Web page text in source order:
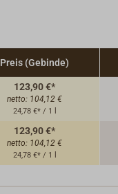
Preis (Gebinde)
123,90 €*
netto: 104,12 €
24,78 €* / 1 l
123,90 €*
netto: 104,12 €
24,78 €* / 1 l